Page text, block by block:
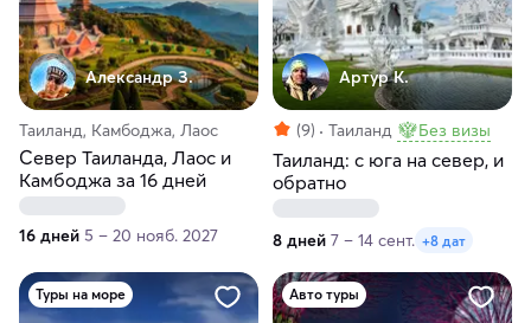
Александр З.
Таиланд, Камбоджа, Лаос
Север Таиланда, Лаос и
Камбоджа за 16 дней
16 дней 5 – 20 нояб. 2027
Артур К.
(9) Таиланд Без визы
Таиланд: с юга на север, и
обратно
8 дней 7 – 14 сент. +8 дат
Туры на море Авто туры